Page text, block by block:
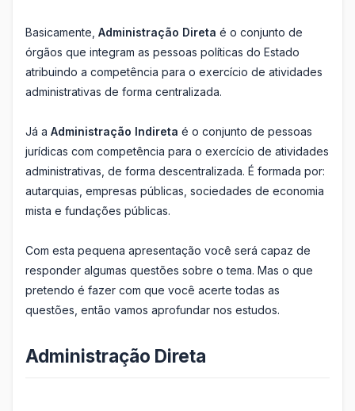
Basicamente, Administração Direta é o conjunto de
órgãos que integram as pessoas políticas do Estado
atribuindo a competência para o exercício de atividades
administrativas de forma centralizada.
Já a Administração Indireta é o conjunto de pessoas
jurídicas com competência para o exercício de atividades
administrativas, de forma descentralizada. É formada por:
autarquias, empresas públicas, sociedades de economia
mista e fundações públicas.
Com esta pequena apresentação você será capaz de
responder algumas questões sobre o tema. Mas o que
pretendo é fazer com que você acerte todas as
questões, então vamos aprofundar nos estudos.
Administração Direta